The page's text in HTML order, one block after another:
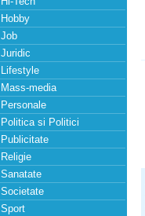
Hobby
Job
Juridic
Lifestyle
Mass-media
Personale
Politica si Politici
Publicitate
Religie
Sanatate
Societate
Sport